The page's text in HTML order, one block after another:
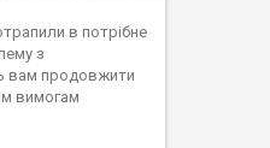
в потрібне
з
вам продовжити
вимогам